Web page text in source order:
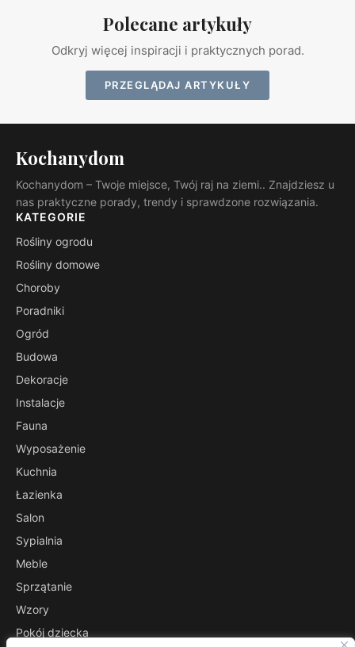
Polecane artykuły
Odkryj więcej inspiracji i praktycznych porad.
PRZEGLĄDAJ ARTYKUŁY
Kochanydom
Kochanydom – Twoje miejsce, Twój raj na ziemi.. Znajdziesz u
nas praktyczne porady, trendy i sprawdzone rozwiązania.
KATEGORIE
Rośliny ogrodu
Rośliny domowe
Choroby
Poradniki
Ogród
Budowa
Dekoracje
Instalacje
Fauna
Wyposażenie
Kuchnia
Łazienka
Salon
Sypialnia
Meble
Sprzątanie
Wzory
Pokój dziecka